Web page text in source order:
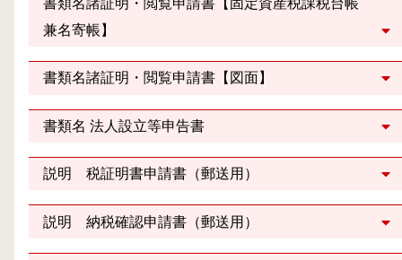
書類名諸証明・閲覧申請書【固定資産税課税台帳
兼名寄帳】
書類名諸証明・閲覧申請書【図面】
書類名 法人設立等申告書
説明 税証明書申請書（郵送用）
説明 納税確認申請書（郵送用）